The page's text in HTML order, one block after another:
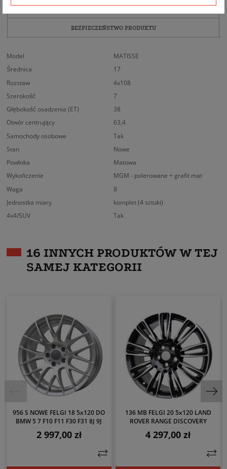
BEZPIECZEŃSTWO PRODUKTU
Model
MATISSE
Średnica
17
Rozstaw
4x108
Szerokość
7
Głębokość osadzenia (ET)
38
Otwór centrujący
63,4
Samochody osobowe
Tak
Stan
Nowe
Powłoka
Matowa
Wykończenie
MGM - polerowane + grafit mat
Waga
8
Jednostka miary
komplet (4 sztuki)
4x4/SUV
Tak
16 INNYCH PRODUKTÓW W TEJ
SAMEJ KATEGORII
956 S NOWE FELGI 18 5x120 DO
BMW 5 7 F10 F11 F30 F31 8J 9J
Cena
2 997,00 zł
136 MB FELGI 20 5x120 LAND
ROVER RANGE DISCOVERY
Cena
4 297,00 zł